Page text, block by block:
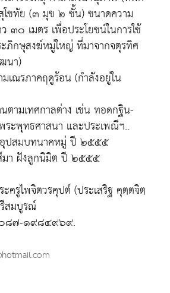
ขทัย (๓ มุข ๒ ชั้น) ขนาดความ
๓๐ เมตร เพื่อประโยชน์ในการใช้
ภิกษุสงฆ์หมู่ใหญ่ ที่มาจากจตุรทิศ
นา)
เณรภาคฤดูร้อน (กำลังอยู่ใน
ามเทศกาลต่าง เช่น ทอดกฐิน-
ระพุทธศาสนา และประเพณีฯ..
อุปสมบทนาคหมู่ ปี ๒๕๕๕
มา ฝังลูกนิมิต ปี ๒๕๕๕
ครูไพจิตวรคุปต์ (ประเสริฐ คุตฺตจิตฺ
สมบูรณ์
๘๗-๑๙๘๔๙๖๙.